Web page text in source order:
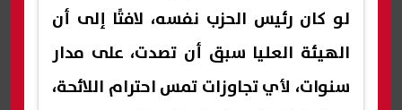
لو كان رئيس الحزب نفسه، لافتًا إلى أن
الهيئة العليا سبق أن تصدت، على مدار
سنوات، لأي تجاوزات تمس احترام اللائحة،